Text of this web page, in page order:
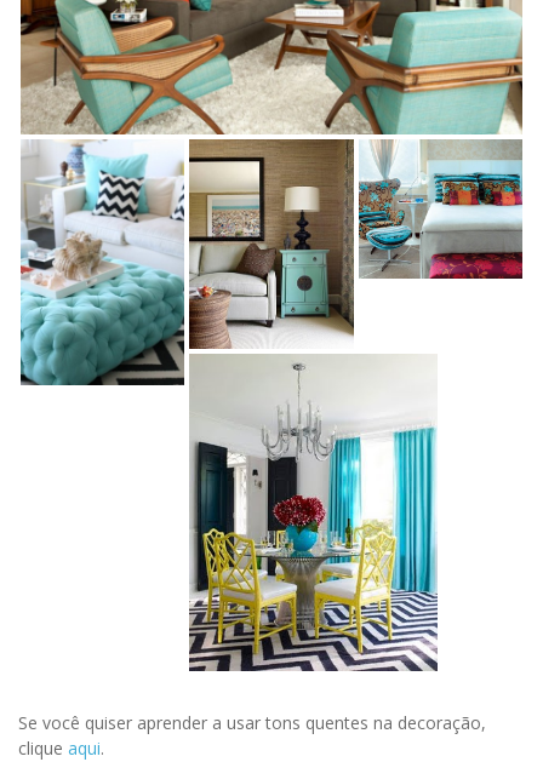
Se você quiser aprender a usar tons quentes na decoração,
clique aqui.